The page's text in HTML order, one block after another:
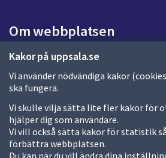
Kakor på uppsala.se
Vi använder nödvändiga kakor
ska fungera.
Vi skulle vilja sätta lite fler kakor för
hjälper dig som användare.
Vi vill också sätta kakor för statistik
förbättra webbplatsen.
Du kan när du vill ändra dina
d
a
Om webbplatsen
Om webbplatsen
Allmänna handlingar och diarium
Behandling av personuppgifter
Kakor
Språk (other languages)